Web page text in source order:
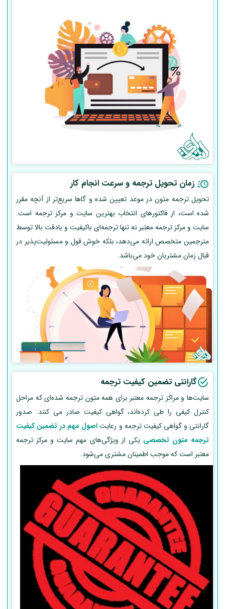
زمان تحویل ترجمه و سرعت انجام کار
تحویل ترجمه متون در موعد تعیین شده و گاها سریع‌تر از آنچه مقرر
شده است، از فاکتورهای انتخاب بهترین سایت و مرکز ترجمه است.
سایت و مرکز ترجمه معتبر نه تنها ترجمه‌ای باکیفیت و بادقت بالا توسط
مترجمین متخصص ارائه می‌دهد، بلکه خوش قول و مسئولیت‌پذیر در
قبال زمان مشتریان خود می‌باشد.
گارانتی تضمین کیفیت ترجمه
سایت‌ها و مراکز ترجمه معتبر برای همه متون ترجمه شده‌ای که مراحل
کنترل کیفی را طی کرده‌اند، گواهی کیفیت صادر می کنند. صدور
گارانتی و گواهی کیفیت ترجمه و رعایت اصول مهم در تضمین کیفیت
ترجمه متون تخصصی یکی از ویژگی‌های مهم سایت و مرکز ترجمه
معتبر است که موجب اطمینان مشتری می‌شود.